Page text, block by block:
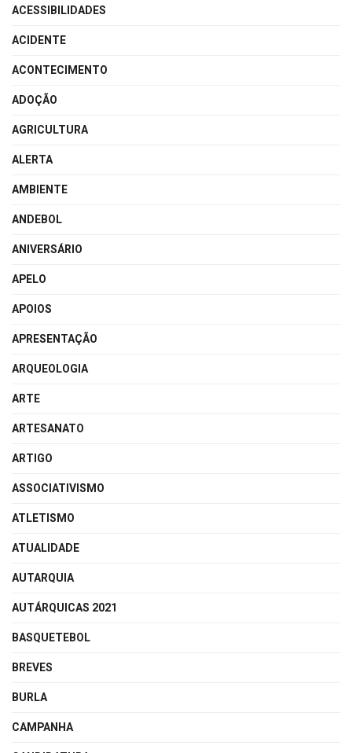
ACESSIBILIDADES
ACIDENTE
ACONTECIMENTO
ADOÇÃO
AGRICULTURA
ALERTA
AMBIENTE
ANDEBOL
ANIVERSÁRIO
APELO
APOIOS
APRESENTAÇÃO
ARQUEOLOGIA
ARTE
ARTESANATO
ARTIGO
ASSOCIATIVISMO
ATLETISMO
ATUALIDADE
AUTARQUIA
AUTÁRQUICAS 2021
BASQUETEBOL
BREVES
BURLA
CAMPANHA